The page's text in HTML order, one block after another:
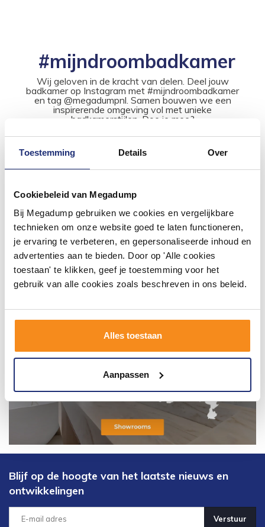
Toestemming Details Over
Cookiebeleid van Megadump
Bij Megadump gebruiken we cookies en vergelijkbare
technieken om onze website goed te laten functioneren,
je ervaring te verbeteren, en gepersonaliseerde inhoud en
advertenties aan te bieden. Door op 'Alle cookies
toestaan' te klikken, geef je toestemming voor het
gebruik van alle cookies zoals beschreven in ons beleid.
Alles toestaan
Aanpassen
#mijndroombadkamer
Wij geloven in de kracht van delen. Deel jouw
badkamer op Instagram met #mijndroombadkamer
en tag @megadumpnl. Samen bouwen we een
inspirerende omgeving vol met unieke
badkamerstijlen. Doe je mee?
Blijf op de hoogte van het laatste nieuws en
ontwikkelingen
Verstuur